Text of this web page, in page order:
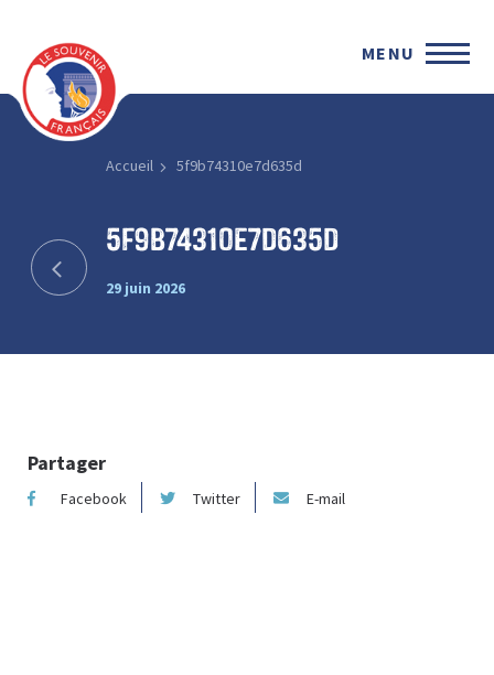
MENU
Accueil 5f9b74310e7d635d
5f9b74310e7d635d
29 juin 2026
Partager
Facebook Twitter E-mail